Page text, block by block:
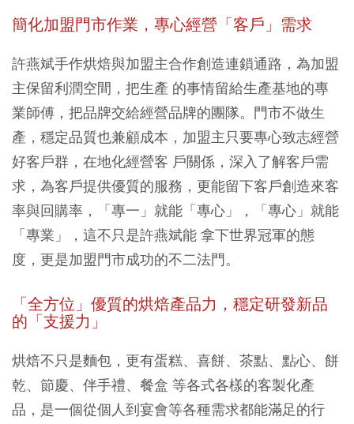
簡化加盟門市作業，專心經營「客戶」需求
許燕斌手作烘焙與加盟主合作創造連鎖通路，為加盟
主保留利潤空間，把生產 的事情留給生產基地的專
業師傅，把品牌交給經營品牌的團隊。門市不做生
產，穩定品質也兼顧成本，加盟主只要專心致志經營
好客戶群，在地化經營客 戶關係，深入了解客戶需
求，為客戶提供優質的服務，更能留下客戶創造來客
率與回購率，「專一」就能「專心」，「專心」就能
「專業」，這不只是許燕斌能 拿下世界冠軍的態
度，更是加盟門市成功的不二法門。
「全方位」優質的烘焙產品力，穩定研發新品
的「支援力」
烘焙不只是麵包，更有蛋糕、喜餅、茶點、點心、餅
乾、節慶、伴手禮、餐盒 等各式各樣的客製化產
品，是一個從個人到宴會等各種需求都能滿足的行